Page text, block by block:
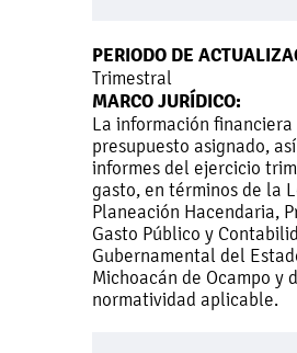
PERIODO DE
Trimestral
MARCO JURÍDICO:
La información
presupuesto asignado,
informes del ejercicio
gasto, en términos de la
Planeación Hacendaria,
Gasto Público y
Gubernamental del
Michoacán de Ocampo y
normatividad aplicable.